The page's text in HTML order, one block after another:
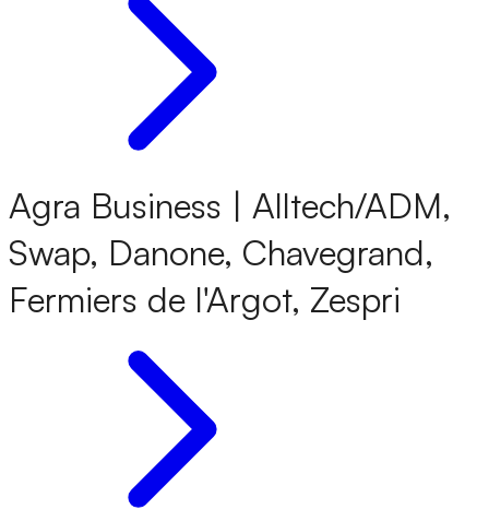
Agra Business | Alltech/ADM,
Swap, Danone, Chavegrand,
Fermiers de l'Argot, Zespri